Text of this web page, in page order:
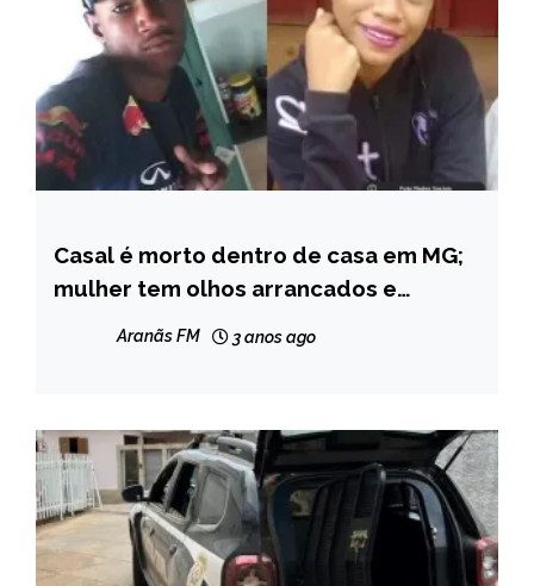
CAPELINHA
MINAS
Casal é morto dentro de casa em MG;
mulher tem olhos arrancados e
Aranãs FM 3 anos ago